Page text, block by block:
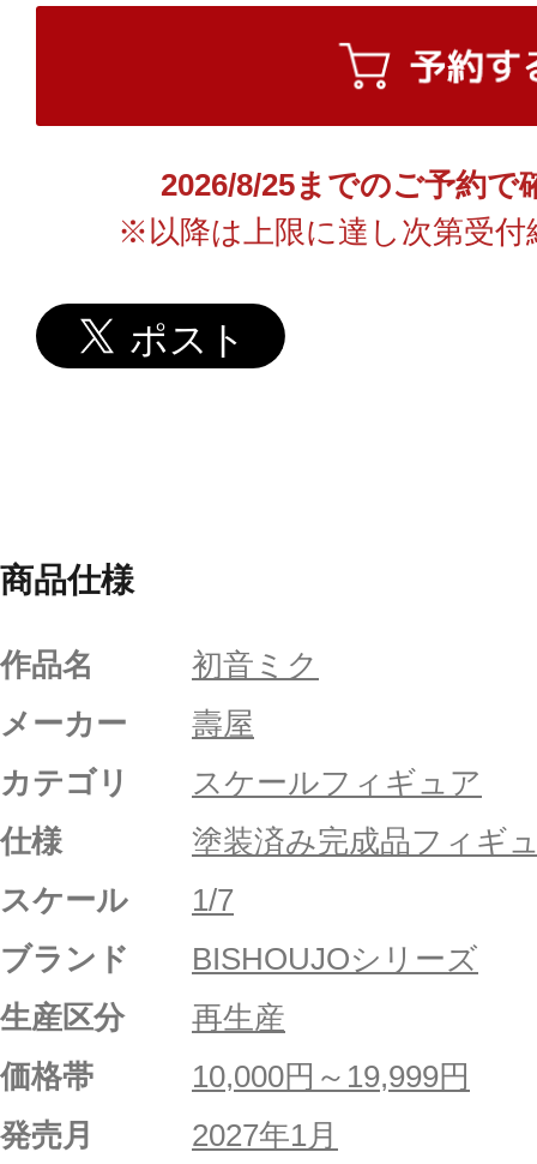
2026/8/25までのご予約で
※以降は上限に達し次第受付
商品仕様
作品名
初音ミク
メーカー
壽屋
カテゴリ
スケールフィギュア
仕様
塗装済み完成品フィギ
スケール
1/7
ブランド
BISHOUJOシリーズ
生産区分
再生産
価格帯
10,000円～19,999円
発売月
2027年1月